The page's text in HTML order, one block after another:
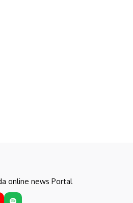
online news Portal